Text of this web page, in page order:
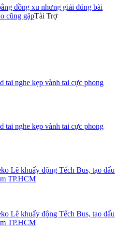
đồng xu nhưng giải đúng bài
cũng gặpTài Trợ
tai nghe kẹp vành tai cực phong
tai nghe kẹp vành tai cực phong
Lê khuấy động Tếch Bus, tạo dấu
TP.HCM
Lê khuấy động Tếch Bus, tạo dấu
TP.HCM